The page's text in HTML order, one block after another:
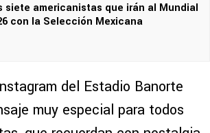
siete americanistas que irán al Mundial
con la Selección Mexicana
del Estadio Banorte
muy especial para todos